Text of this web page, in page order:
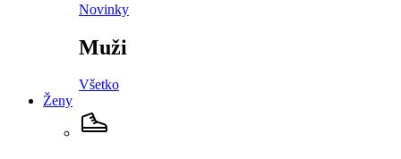
Novinky
Muži
Všetko
Ženy